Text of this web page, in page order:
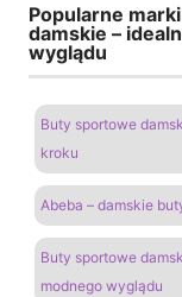
Popularne
damskie –
wyglądu
Buty sportowe
kroku
Abeba – damskie
Buty sportowe
modnego wyglądu